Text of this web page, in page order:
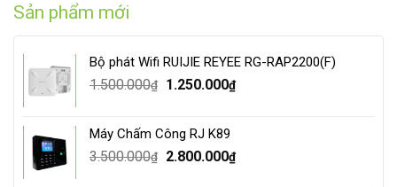
Sản phẩm mới
Bộ phát Wifi RUIJIE REYEE RG-RAP2200(F)
1.500.000₫
Original
1.500.000₫.
1.250.000₫Current
Máy Chấm Công RJ K89
3.500.000₫
Original
2.800.000₫Current